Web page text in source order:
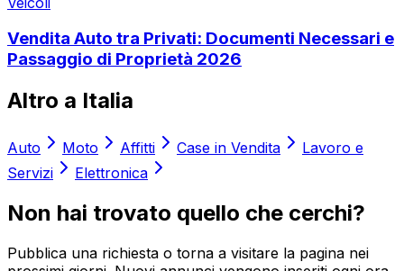
Vendita Auto tra Privati: Documenti Necessari e
Passaggio di Proprietà 2026
Altro a Italia
Auto Moto Affitti Case in Vendita
Lavoro e
Servizi
Elettronica
Non hai trovato quello che cerchi?
Pubblica una richiesta o torna a visitare la pagina nei